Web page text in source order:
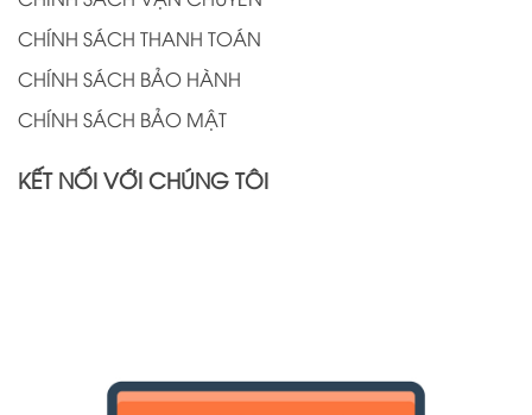
CHÍNH SÁCH THANH TOÁN
CHÍNH SÁCH BẢO HÀNH
CHÍNH SÁCH BẢO MẬT
KẾT NỐI VỚI CHÚNG TÔI